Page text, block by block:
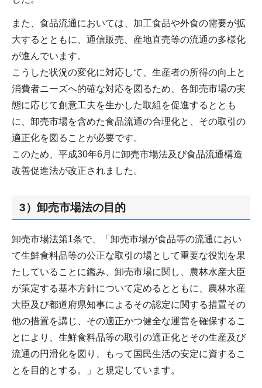
また、食品流通においては、加工食品や外食の需要が拡
大するとともに、通信販売、産地直売等の流通の多様化
が進んでいます。
こうした状況の変化に対応して、生産者の所得の向上と
消費者ニーズへ的確な対応を図るため、各卸売市場の実
態に応じて創意工夫を生かした取組を促進するととも
に、卸売市場を含めた食品流通の合理化と、その取引の
適正化を図ることが必要です。
このため、平成30年6月に卸売市場法及び食品流通構造
改善促進法が改正されました。
3）卸売市場法の目的
卸売市場法第1条で、「卸売市場が食品等の流通におい
て生鮮食料品等の公正な取引の場として重要な役割を果
たしていることに鑑み、卸売市場に関し、農林水産大臣
が策定する基本方針について定めるとともに、農林水産
大臣及び都道府県知事によるその認定に関する措置その
他の措置を講じ、その適正かつ健全な運営を確保するこ
とにより、生鮮食料品等の取引の適正化とその生産及び
流通の円滑化を図り、もって国民生活の安定に資するこ
とを目的とする。」と規定しています。